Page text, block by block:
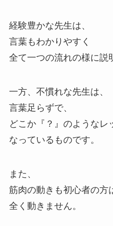
経験豊かな先生は、
言葉もわかりやすく
全て一つの流れの様に説
一方、不慣れな先生は、
言葉足らずで、
どこか『？』のようなレ
なっているものです。
また、
筋肉の動きも初心者の方
全く動きません。